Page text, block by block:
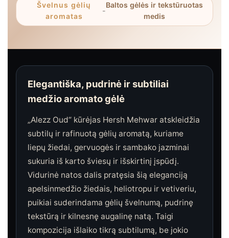
Švelnus gėlių
aromatas
-
Baltos gėlės ir tekstūruotas
medis
Elegantiška, pudrinė ir subtiliai
medžio aromato gėlė
„Alezz Oud“ kūrėjas Hersh Mehwar atskleidžia
subtilų ir rafinuotą gėlių aromatą, kuriame
liepų žiedai, gervuogės ir sambako jazminai
sukuria iš karto šviesų ir išskirtinį įspūdį.
Vidurinė natos dalis pratęsia šią eleganciją
apelsinmedžio žiedais, heliotropu ir vetiveriu,
puikiai suderindama gėlių švelnumą, pudrinę
tekstūrą ir kilnesnę augalinę natą. Taigi
kompozicija išlaiko tikrą subtilumą, be jokio